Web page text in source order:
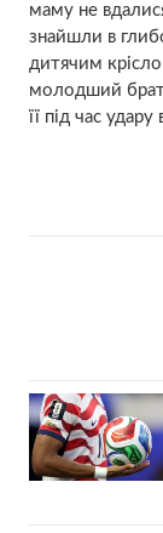
маму не
знайшли в
дитячим
молодший
її під час